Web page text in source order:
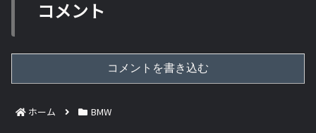
コメント
コメントを書き込む
ホーム BMW